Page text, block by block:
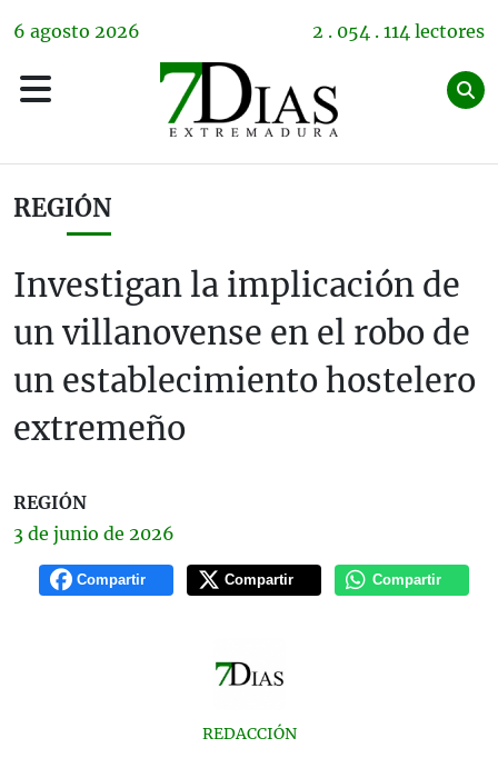
6 agosto 2026 2 . 054 . 114 lectores
REGIÓN
Investigan la implicación de
un villanovense en el robo de
un establecimiento hostelero
extremeño
REGIÓN
3 de junio de 2026
Compartir Compartir Compartir
REDACCIÓN